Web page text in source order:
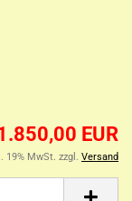
EUR
19% MwSt. zzgl. Versand